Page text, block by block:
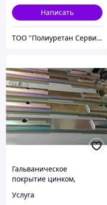
Написать
ТОО "Полиуретан Сервис Алматы"
Гальваническое
покрытие цинком,
Услуга